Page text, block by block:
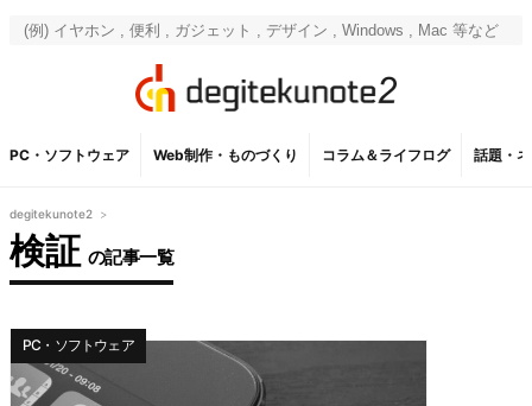
PC・ソフトウェア Web制作・ものづくり コラム＆ライフログ 話題・
degitekunote2 >
検証 の記事一覧
PC・ソフトウェア